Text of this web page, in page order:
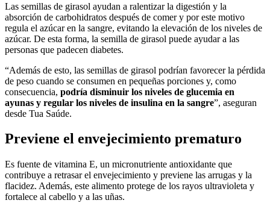
Las semillas de girasol ayudan a ralentizar la digestión y la
absorción de carbohidratos después de comer y por este motivo
regula el azúcar en la sangre, evitando la elevación de los niveles de
azúcar. De esta forma, la semilla de girasol puede ayudar a las
personas que padecen diabetes.
“Además de esto, las semillas de girasol podrían favorecer la pérdida
de peso cuando se consumen en pequeñas porciones y, como
consecuencia, podría disminuir los niveles de glucemia en
ayunas y regular los niveles de insulina en la sangre”, aseguran
desde Tua Saúde.
Previene el envejecimiento prematuro
Es fuente de vitamina E, un micronutriente antioxidante que
contribuye a retrasar el envejecimiento y previene las arrugas y la
flacidez. Además, este alimento protege de los rayos ultravioleta y
fortalece al cabello y a las uñas.